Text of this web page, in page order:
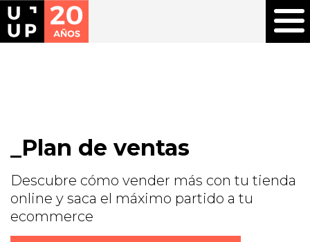
Plan de ventas
Descubre cómo vender más con tu tienda
online y saca el máximo partido a tu
ecommerce